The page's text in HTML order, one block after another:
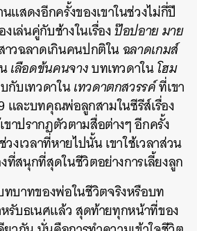
แสดงอีกครั้งของเขาในช่วงไม่กี่ปี
เล่นคู่กับช้างในเรื่องป๊อปอาย มาย
วฉลาดเกินคนปกติในฉลาดเกมส์
เลือดข้นคนจางบทเทวดาในโฮม
บเทวดาในเทวดาตกสวรรค์ที่เขา
และบทคุณพ่อลูกสามในซีรีส์เรื่อง
ขาปรากฏตัวตามสื่อต่างๆ อีกครั้ง
งเวลาที่หายไปนั้น เขาใช้เวลาส่วน
ที่สนุกที่สุดในชีวิตอย่างการเลี้ยงลูก
ทบาทของพ่อในชีวิตจริงหรือบท
รับธเนศแล้ว สุดท้ายทุกหน้าที่ของ